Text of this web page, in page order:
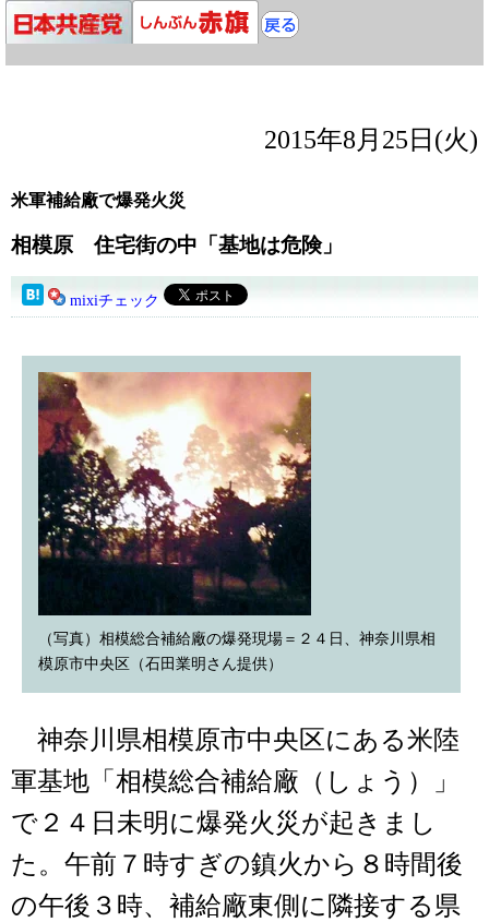
2015年8月25日(火)
米軍補給廠で爆発火災
相模原 住宅街の中「基地は危険」
mixiチェック
（写真）相模総合補給廠の爆発現場＝２４日、神奈川県相
模原市中央区（石田業明さん提供）
神奈川県相模原市中央区にある米陸
軍基地「相模総合補給廠（しょう）」
で２４日未明に爆発火災が起きまし
た。午前７時すぎの鎮火から８時間後
の午後３時、補給廠東側に隣接する県